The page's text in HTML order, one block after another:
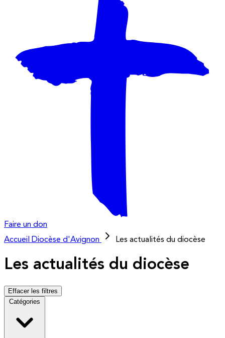
Faire un don
Accueil
Diocèse d'Avignon Les actualités du diocèse
Les actualités du diocèse
Effacer les filtres
Catégories